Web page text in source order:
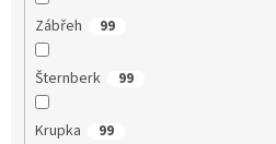
Zábřeh 99
Šternberk 99
Krupka 99